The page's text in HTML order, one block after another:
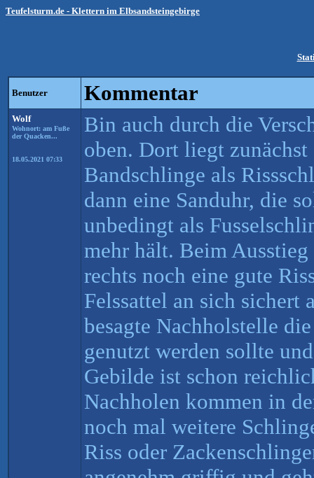
Teufelsturm.de - Klettern im Elbsandsteingebirge
Benutzer Kommentar
Wolf
Wohnort: am Fuße
der Quacken...
18.05.2021 07:33
Bin auch durch die
oben. Dort liegt zunächst
Bandschlinge als
dann eine Sanduhr, die
unbedingt als
mehr hält. Beim
rechts noch eine gute
Felssattel an sich sichert
besagte Nachholstelle
genutzt werden sollte
Gebilde ist schon
Nachholen kommen in
noch mal weitere
Riss oder